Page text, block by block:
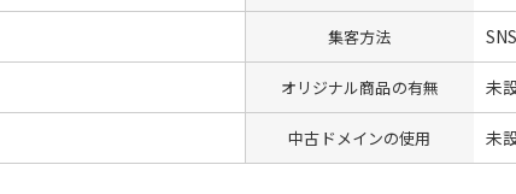
集客方法
オリジナル商品の有無 未
中古ドメインの使用 未